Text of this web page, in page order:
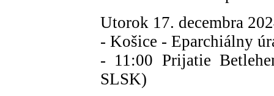
Utorok 17. decembra
- Košice - Eparchiálny
- 11:00 Prijatie
SLSK)